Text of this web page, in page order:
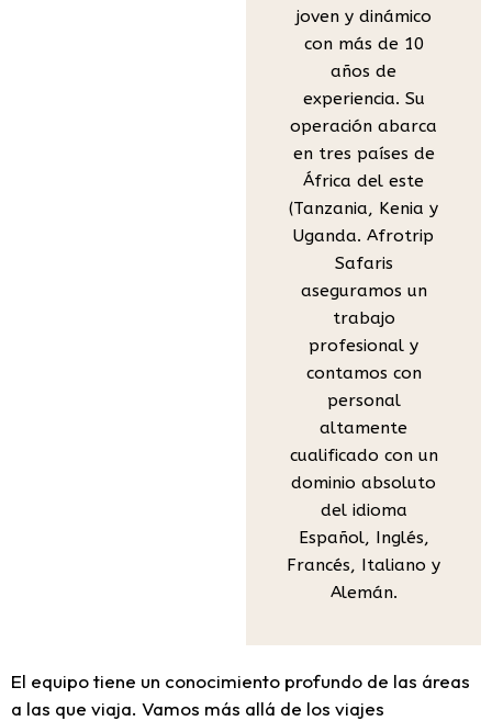
joven y dinámico
con más de 10
años de
experiencia. Su
operación abarca
en tres países de
África del este
(Tanzania, Kenia y
Uganda. Afrotrip
Safaris
aseguramos un
trabajo
profesional y
contamos con
personal
altamente
cualificado con un
dominio absoluto
del idioma
Español, Inglés,
Francés, Italiano y
Alemán.
El equipo tiene un conocimiento profundo de las áreas
a las que viaja. Vamos más allá de los viajes